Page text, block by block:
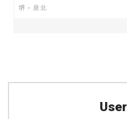
堺・泉北